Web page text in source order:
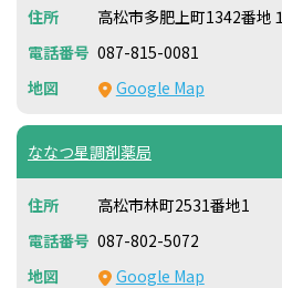
高松市多肥上町1342番地１
087-815-0081
Google Map
ななつ星調剤薬局
高松市林町2531番地1
087-802-5072
Google Map